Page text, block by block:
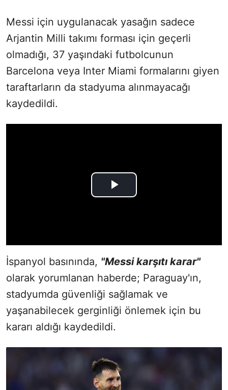
Messi için uygulanacak yasağın sadece
Arjantin Milli takımı forması için geçerli
olmadığı, 37 yaşındaki futbolcunun
Barcelona veya Inter Miami formalarını giyen
taraftarların da stadyuma alınmayacağı
kaydedildi.
İspanyol basınında, "Messi karşıtı karar"
olarak yorumlanan haberde; Paraguay'ın,
stadyumda güvenliği sağlamak ve
yaşanabilecek gerginliği önlemek için bu
kararı aldığı kaydedildi.